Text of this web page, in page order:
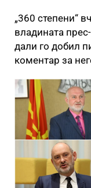
„360 степени“
владината
дали го добил
коментар за